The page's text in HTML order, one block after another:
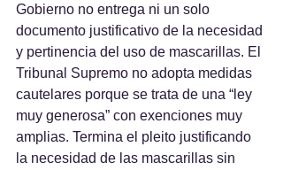
Gobierno no entrega ni un solo
documento justificativo de la necesidad
y pertinencia del uso de mascarillas. El
Tribunal Supremo no adopta medidas
cautelares porque se trata de una “ley
muy generosa” con exenciones muy
amplias. Termina el pleito justificando
la necesidad de las mascarillas sin